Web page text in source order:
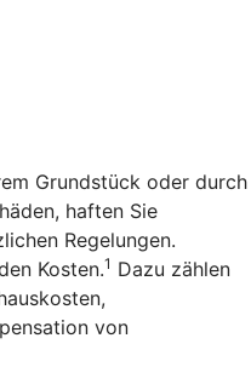
Grundstück oder durch
haften Sie
Regelungen.
Kosten.1 Dazu zählen
von